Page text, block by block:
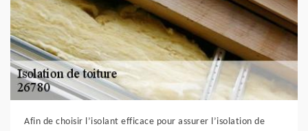
Afin de choisir l’isolant efficace pour assurer l’isolation de